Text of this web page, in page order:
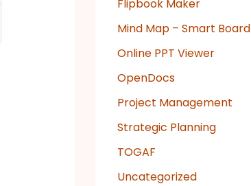
Flipbook Maker
Mind Map – Smart Board
Online PPT Viewer
OpenDocs
Project Management
Strategic Planning
TOGAF
Uncategorized